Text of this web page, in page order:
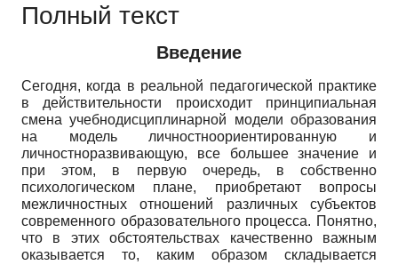
Полный текст
Введение
Сегодня, когда в реальной педагогической практике
в действительности происходит принципиальная
смена учебно­дисциплинарной модели образования
на модель личностноориентированную и
личностноразвивающую, все большее значение и
при этом, в первую очередь, в собственно
психологическом плане, приобретают вопросы
межличностных отношений различных субъектов
современного образовательного процесса. Понятно,
что в этих обстоятельствах качественно важным
оказывается то, каким образом складывается